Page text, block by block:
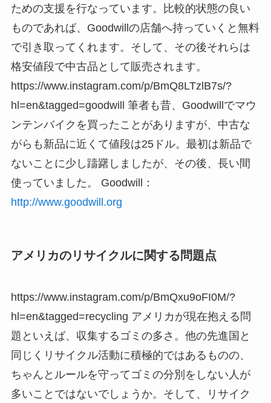
ための支援を行なっています。比較的状態の良い
ものであれば、Goodwillの店舗へ持っていくと無料
で引き取ってくれます。そして、その後それらは
格安値段で中古品として販売されます。
https://www.instagram.com/p/BmQ8LTzlB7s/?
hl=en&tagged=goodwill 筆者も昔、Goodwillでマウ
ンテンバイクを買ったことがありますが、中古な
がらも新品に近くて値段は25ドル。最初は新品で
ないことに少し躊躇しましたが、その後、長い間
使っていました。 Goodwill：
http://www.goodwill.org
アメリカのリサイクルに関する問題点
https://www.instagram.com/p/BmQxu9oFI0M/?
hl=en&tagged=recycling アメリカが現在抱える問
題といえば、収集するゴミの多さ。他の先進国と
同じくリサイクル活動に積極的ではあるものの、
ちゃんとルールを守ってゴミの分別をしない人が
多いことではないでしょうか。そして、リサイク